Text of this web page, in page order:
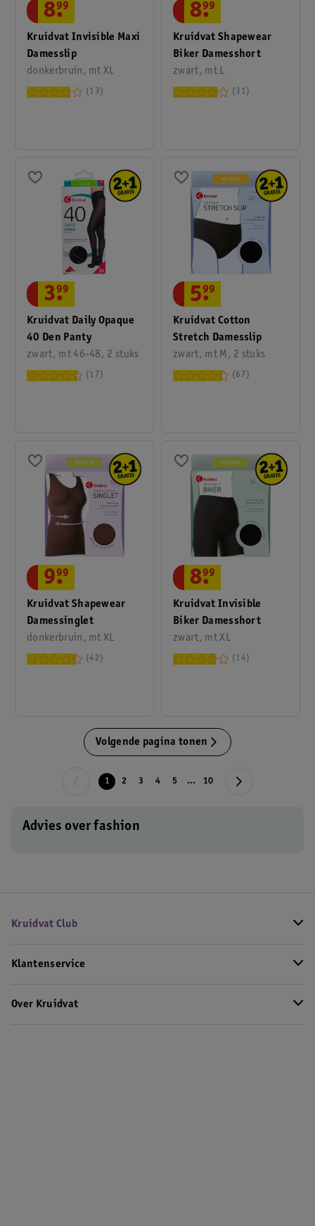
Kruidvat Invisible Maxi
Damesslip
donkerbruin, mt XL
8.
99
13
Kruidvat Shapewear
Biker Damesshort
zwart, mt L
8.
99
31
Kruidvat Daily Opaque
40 Den Panty
zwart, mt 46-48, 2 stuks
3.
99
17
Kruidvat Cotton
Stretch Damesslip
zwart, mt M, 2 stuks
5.
99
67
Kruidvat Shapewear
Damessinglet
donkerbruin, mt XL
9.
99
42
Kruidvat Invisible
Biker Damesshort
zwart, mt XL
8.
99
14
Volgende pagina tonen
1 2 3 4 5 ... 10
Advies over fashion
Kruidvat Club
Klantenservice
Over Kruidvat